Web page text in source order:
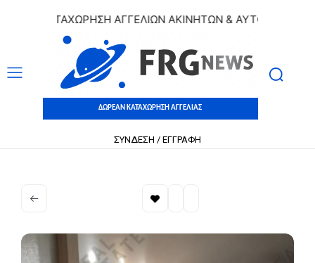
ΚΑΤΑΧΩΡΗΣΗ ΑΓΓΕΛΙΩΝ ΑΚΙΝΗΤΩΝ & ΑΥΤΟΚΙΝΗΤΩΝ
ΔΩΡΕΑΝ ΚΑΤΑΧΩΡΗΣΗ ΑΓΓΕΛΙΑΣ
ΣΥΝΔΕΣΗ / ΕΓΓΡΑΦΗ